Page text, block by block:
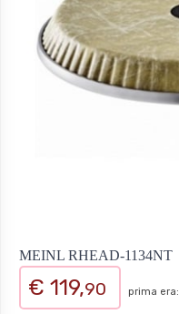
MEINL RHEAD-1134NT
€ 119,90 prima era: